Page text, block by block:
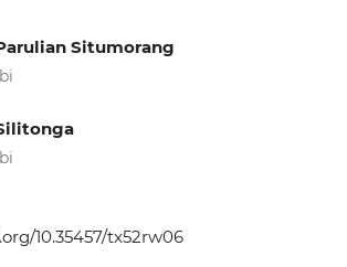
Situmorang
10.35457/tx52rw06